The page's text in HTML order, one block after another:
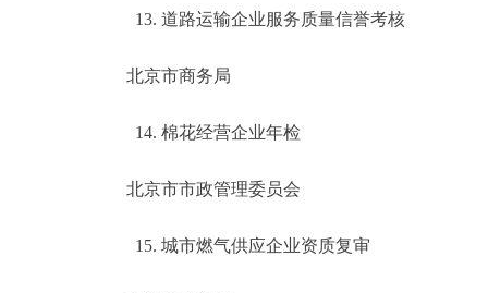
13. 道路运输企业服务质量信誉考核
北京市商务局
14. 棉花经营企业年检
北京市市政管理委员会
15. 城市燃气供应企业资质复审